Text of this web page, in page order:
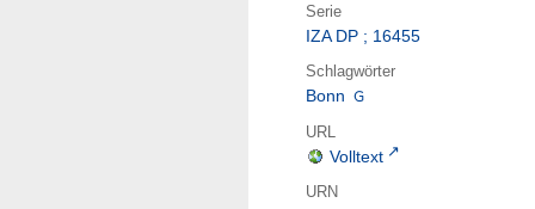
Serie
IZA DP ; 16455
Schlagwörter
Bonn
URL
Volltext
URN